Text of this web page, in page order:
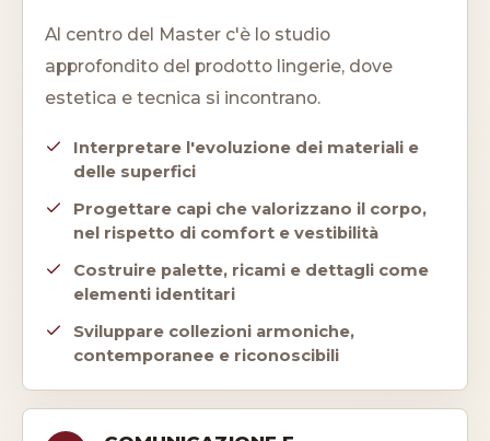
Al centro del Master c'è lo studio
approfondito del prodotto lingerie, dove
estetica e tecnica si incontrano.
Interpretare l'evoluzione dei materiali e
delle superfici
Progettare capi che valorizzano il corpo,
nel rispetto di comfort e vestibilità
Costruire palette, ricami e dettagli come
elementi identitari
Sviluppare collezioni armoniche,
contemporanee e riconoscibili